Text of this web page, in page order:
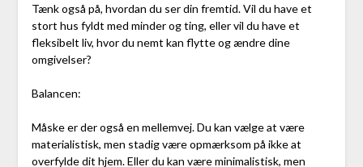
Tænk også på, hvordan du ser din fremtid. Vil du have et
stort hus fyldt med minder og ting, eller vil du have et
fleksibelt liv, hvor du nemt kan flytte og ændre dine
omgivelser?
Balancen:
Måske er der også en mellemvej. Du kan vælge at være
materialistisk, men stadig være opmærksom på ikke at
overfylde dit hjem. Eller du kan være minimalistisk, men